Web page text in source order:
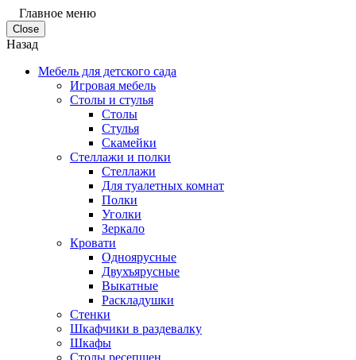
Главное меню
Close
Назад
Мебель для детского сада
Игровая мебель
Столы и стулья
Столы
Стулья
Скамейки
Стеллажи и полки
Стеллажи
Для туалетных комнат
Полки
Уголки
Зеркало
Кровати
Одноярусные
Двухъярусные
Выкатные
Раскладушки
Стенки
Шкафчики в раздевалку
Шкафы
Столы ресепшен